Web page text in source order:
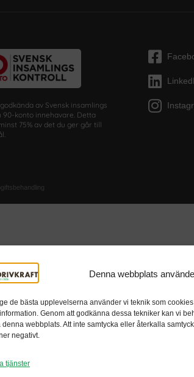
Denna webbplats
de bästa upplevelserna använder vi teknik som
Genom att godkänna dessa tekniker kan vi
denna webbplats. Att inte samtycka eller återkalla
negativt.
tjänster
av Svensk insamlings
90-konto innehavare. Detta
75% av det du ger går till